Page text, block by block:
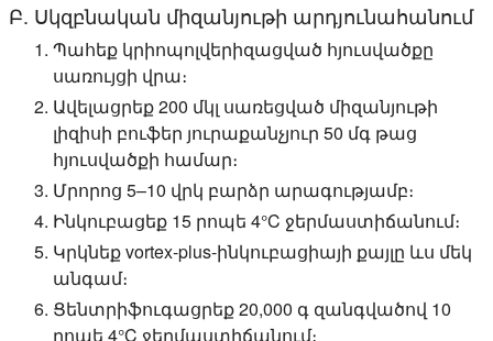
Բ. Սկզբնական միզանյութի արդյունահանում
Պահեք կրիոպոլվերիզացված հյուսվածքը
սառույցի վրա։
Ավելացրեք 200 մկլ սառեցված միզանյութի
լիզիսի բուֆեր յուրաքանչյուր 50 մգ թաց
հյուսվածքի համար։
Մրորոց 5–10 վրկ բարձր արագությամբ։
Ինկուբացեք 15 րոպե 4°C ջերմաստիճանում։
Կրկնեք vortex-plus-ինկուբացիայի քայլը ևս մեկ
անգամ։
Ցենտրիֆուգացրեք 20,000 գ զանգվածով 10
րոպե 4°C ջերմաստիճանում։